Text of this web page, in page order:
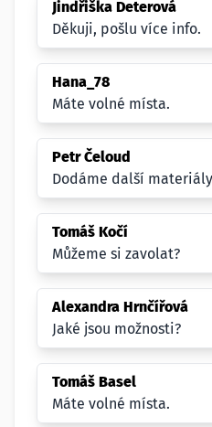
Jindřiška Deterová
Děkuji, pošlu více info.
Hana_78
Máte volné místa.
Petr Čeloud
Dodáme další
Tomáš Kočí
Můžeme si zavolat?
Alexandra Hrnčířová
Jaké jsou možnosti?
Tomáš Basel
Máte volné místa.